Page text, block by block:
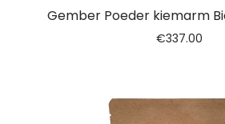
Gember Poeder kiemarm
€337.00